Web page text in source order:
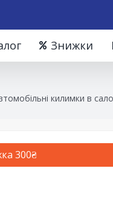
Знижки
килимки в
300₴